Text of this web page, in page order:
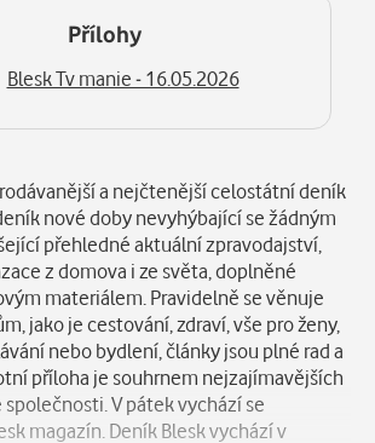
Přílohy
Blesk Tv manie - 16.05.2026
a nejčtenější celostátní deník
nové doby nevyhýbající se žádným
přehledné aktuální zpravodajství,
z domova i ze světa, doplněné
materiálem. Pravidelně se věnuje
jako je cestování, zdraví, vše pro ženy,
nebo bydlení, články jsou plné rad a
příloha je souhrnem nejzajímavějších
V pátek vychází se
magazín. Deník Blesk vychází v